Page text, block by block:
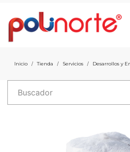
Inicio / Tienda / Servicios / Desarrollos y